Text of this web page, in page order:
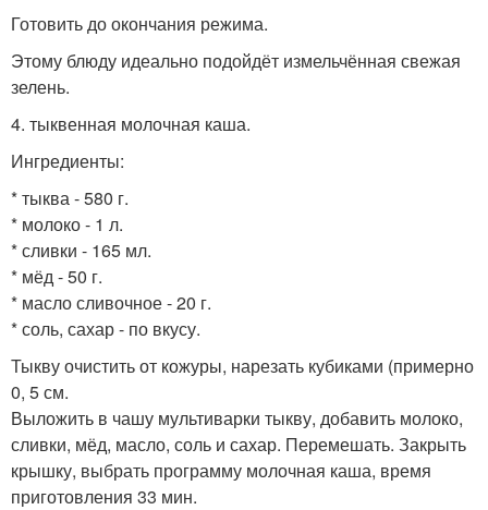
Готовить до окончания режима.
Этому блюду идеально подойдёт измельчённая свежая
зелень.
4. тыквенная молочная каша.
Ингредиенты:
* тыква - 580 г.
* молоко - 1 л.
* сливки - 165 мл.
* мёд - 50 г.
* масло сливочное - 20 г.
* соль, сахар - по вкусу.
Тыкву очистить от кожуры, нарезать кубиками (примерно
0, 5 см.
Выложить в чашу мультиварки тыкву, добавить молоко,
сливки, мёд, масло, соль и сахар. Перемешать. Закрыть
крышку, выбрать программу молочная каша, время
приготовления 33 мин.